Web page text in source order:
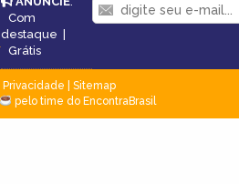
Com
destaque |
Grátis
Privacidade
Sitemap
pelo time do EncontraBrasil